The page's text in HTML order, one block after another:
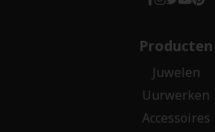
Producten
Juwelen
Uurwerken
Accessoires